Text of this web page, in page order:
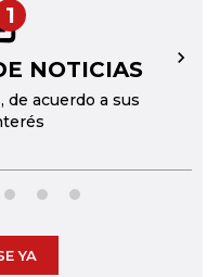
1
NOTICIAS
de acuerdo a sus
→
YA